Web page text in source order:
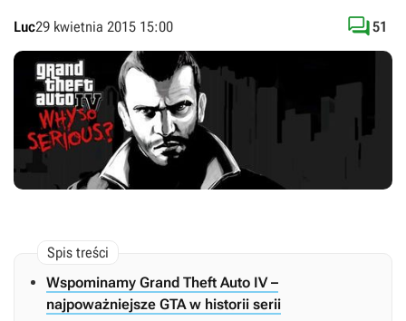
Luc29 kwietnia 2015 15:00 51
Wspominamy Grand Theft Auto IV –
najpoważniejsze GTA w historii serii